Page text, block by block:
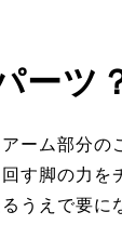
ーツ
ーム部分の
す脚の力を
うえで要に